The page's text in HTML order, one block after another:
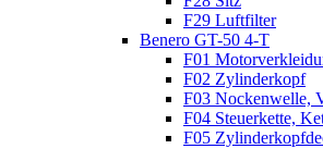
F29 Luftfilter
Benero GT-50 4-T
F01
F02 Zylinderkopf
F03 Nockenwelle,
F04 Steuerkette,
F05